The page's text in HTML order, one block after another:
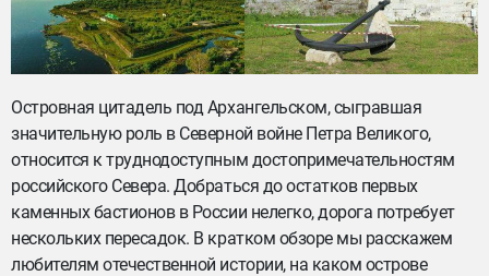
Островная цитадель под Архангельском, сыгравшая
значительную роль в Северной войне Петра Великого,
относится к труднодоступным достопримечательностям
российского Севера. Добраться до остатков первых
каменных бастионов в России нелегко, дорога потребует
нескольких пересадок. В кратком обзоре мы расскажем
любителям отечественной истории, на каком острове